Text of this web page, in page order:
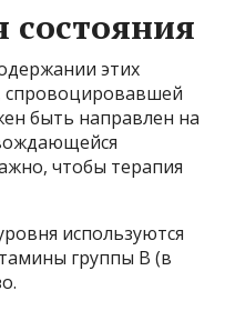
этих
спровоцировавшей
быть направлен на
чтобы терапия
используются
группы В (в